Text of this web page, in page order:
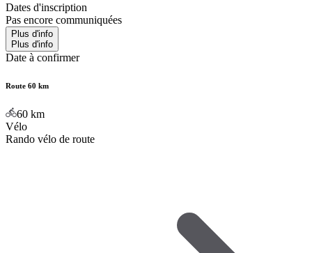
Dates d'inscription
Pas encore communiquées
Plus d'info
Plus d'info
Date à confirmer
Route 60 km
60 km
Vélo
Rando vélo de route